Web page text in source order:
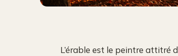
L’érable est le peintre attitré